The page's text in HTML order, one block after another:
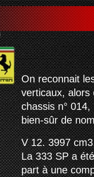
On reconnait
verticaux, alors
chassis n°
bien-sûr de
V 12. 3997
La 333 SP a
part à une